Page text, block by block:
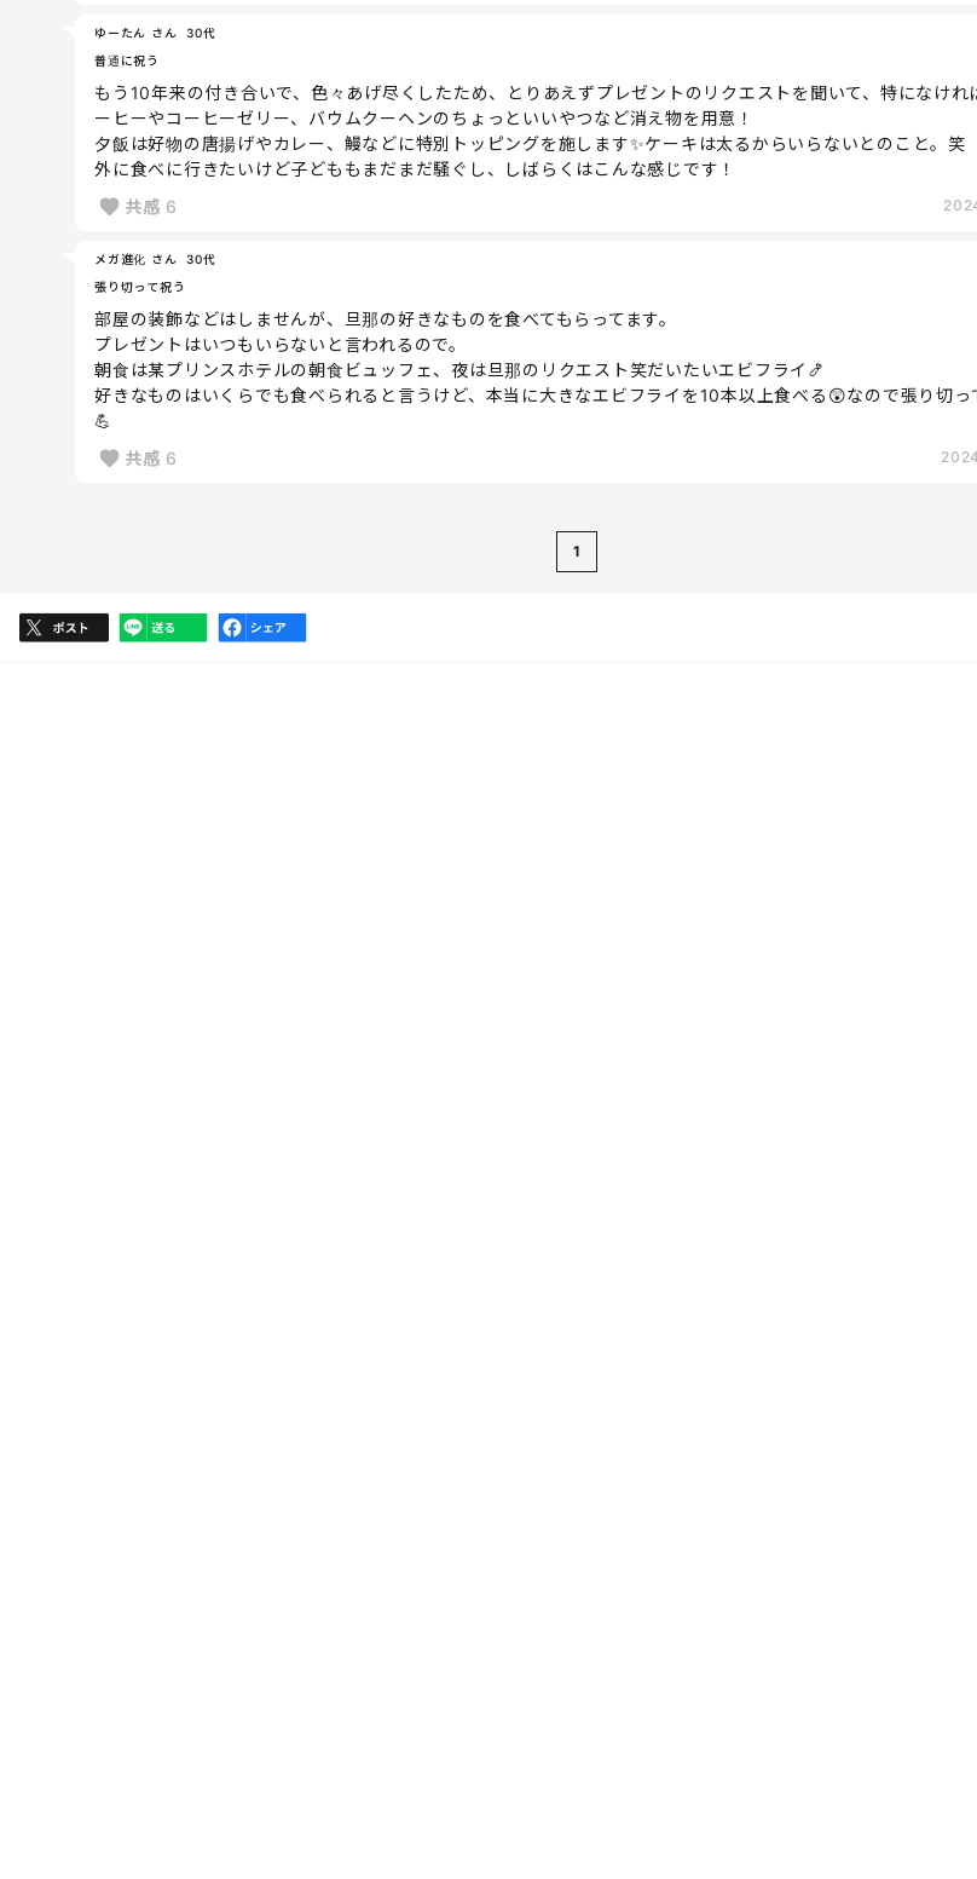
ゆーたん さん
30代
普通に祝う
もう10年来の付き合いで、色々あげ尽くしたため、とりあえずプレゼントのリクエストを聞いて、特になけれ
ーヒーやコーヒーゼリー、バウムクーヘンのちょっといいやつなど消え物を用意！
夕飯は好物の唐揚げやカレー、鰻などに特別トッピングを施します✨ケーキは太るからいらないとのこと。笑
外に食べに行きたいけど子どももまだまだ騒ぐし、しばらくはこんな感じです！
共感 6
メガ進化 さん
30代
張り切って祝う
部屋の装飾などはしませんが、旦那の好きなものを食べてもらってます。
プレゼントはいつもいらないと言われるので。
朝食は某プリンスホテルの朝食ビュッフェ、夜は旦那のリクエスト笑だいたいエビフライ🍤
好きなものはいくらでも食べられると言うけど、本当に大きなエビフライを10本以上食べる😲なので張り切っ
💪
共感 6
1